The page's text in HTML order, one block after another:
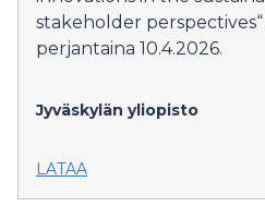
stakeholder
perjantaina 10.4.2026.
Jyväskylän yliopisto
LATAA